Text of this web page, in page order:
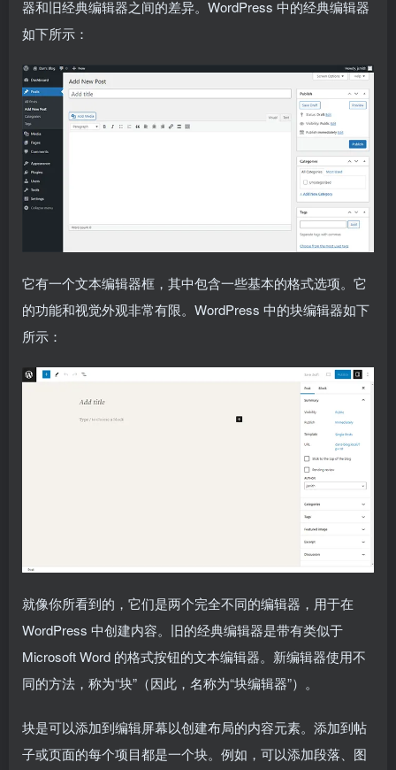
器和旧经典编辑器之间的差异。WordPress 中的经典编辑器
如下所示：
它有一个文本编辑器框，其中包含一些基本的格式选项。它
的功能和视觉外观非常有限。WordPress 中的块编辑器如下
所示：
就像你所看到的，它们是两个完全不同的编辑器，用于在
WordPress 中创建内容。旧的经典编辑器是带有类似于
Microsoft Word 的格式按钮的文本编辑器。新编辑器使用不
同的方法，称为“块”（因此，名称为“块编辑器”）。
块是可以添加到编辑屏幕以创建布局的内容元素。添加到帖
子或页面的每个项目都是一个块。例如，可以添加段落、图